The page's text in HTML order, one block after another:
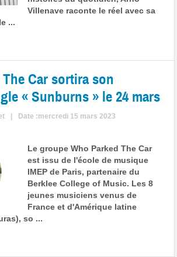
Villenave raconte le réel avec sa
...
Car sortira son
« Sunburns » le 24 mars
Date :mercredi 15 mars 2023
Le groupe Who Parked The Car
est issu de l'école de musique
IMEP de Paris, partenaire du
Berklee College of Music. Les 8
jeunes musiciens venus de
France et d'Amérique latine
so ...